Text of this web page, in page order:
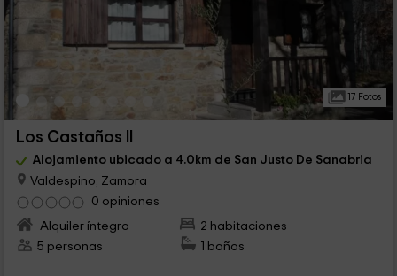
17 Fotos
Los Castaños II
Alojamiento ubicado a 4.0km de San Justo De Sanabria
Valdespino, Zamora
0 opiniones
Alquiler íntegro
2 habitaciones
5 personas
1 baños